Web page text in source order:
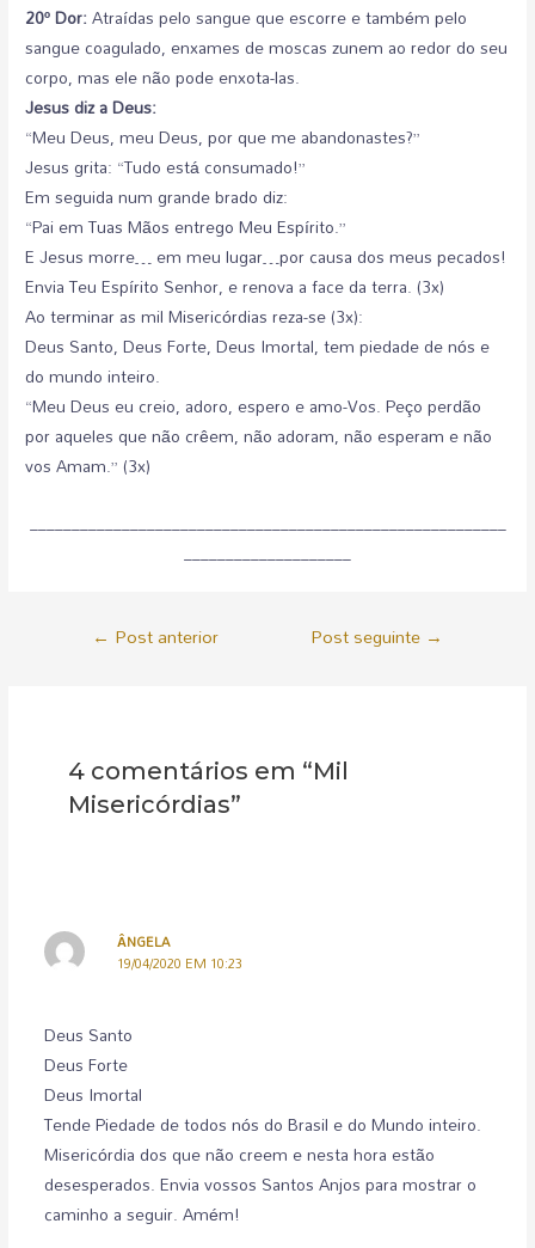
20º Dor:Atraídas pelo sangue que escorre e também pelo
sangue coagulado, enxames de moscas zunem ao redor do seu
corpo, mas ele não pode enxota-las.
Jesus diz a Deus:
“Meu Deus, meu Deus, por que me abandonastes?”
Jesus grita: “Tudo está consumado!”
Em seguida num grande brado diz:
“Pai em Tuas Mãos entrego Meu Espírito.”
E Jesus morre… em meu lugar…por causa dos meus pecados!
Envia Teu Espírito Senhor, e renova a face da terra. (3x)
Ao terminar as mil Misericórdias reza-se (3x):
Deus Santo, Deus Forte, Deus Imortal, tem piedade de nós e
do mundo inteiro.
“Meu Deus eu creio, adoro, espero e amo-Vos. Peço perdão
por aqueles que não crêem, não adoram, não esperam e não
vos Amam.” (3x)
_________________________________________________________
____________________
← Post anterior Post seguinte →
4 comentários em “Mil
Misericórdias”
ÂNGELA
19/04/2020 EM 10:23
Deus Santo
Deus Forte
Deus Imortal
Tende Piedade de todos nós do Brasil e do Mundo inteiro.
Misericórdia dos que não creem e nesta hora estão
desesperados. Envia vossos Santos Anjos para mostrar o
caminho a seguir. Amém!